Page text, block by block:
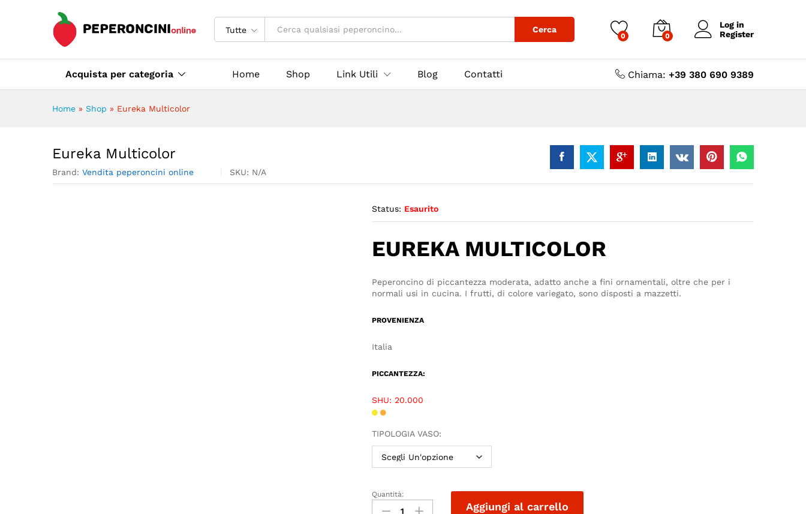
Tutte Cerca
0 0
Log in
Register
Acquista per categoria Home Shop Link Utili Blog Contatti Chiama: +39 380 690 9389
Home » Shop » Eureka Multicolor
Eureka Multicolor
Brand: Vendita peperoncini online SKU: N/A
Status: Esaurito
EUREKA MULTICOLOR
Peperoncino di piccantezza moderata, adatto anche a fini ornamentali, oltre che per i
normali usi in cucina. I frutti, di colore variegato, sono disposti a mazzetti.
PROVENIENZA
Italia
PICCANTEZZA:
SHU: 20.000
TIPOLOGIA VASO:
Quantità:
Aggiungi al carrello